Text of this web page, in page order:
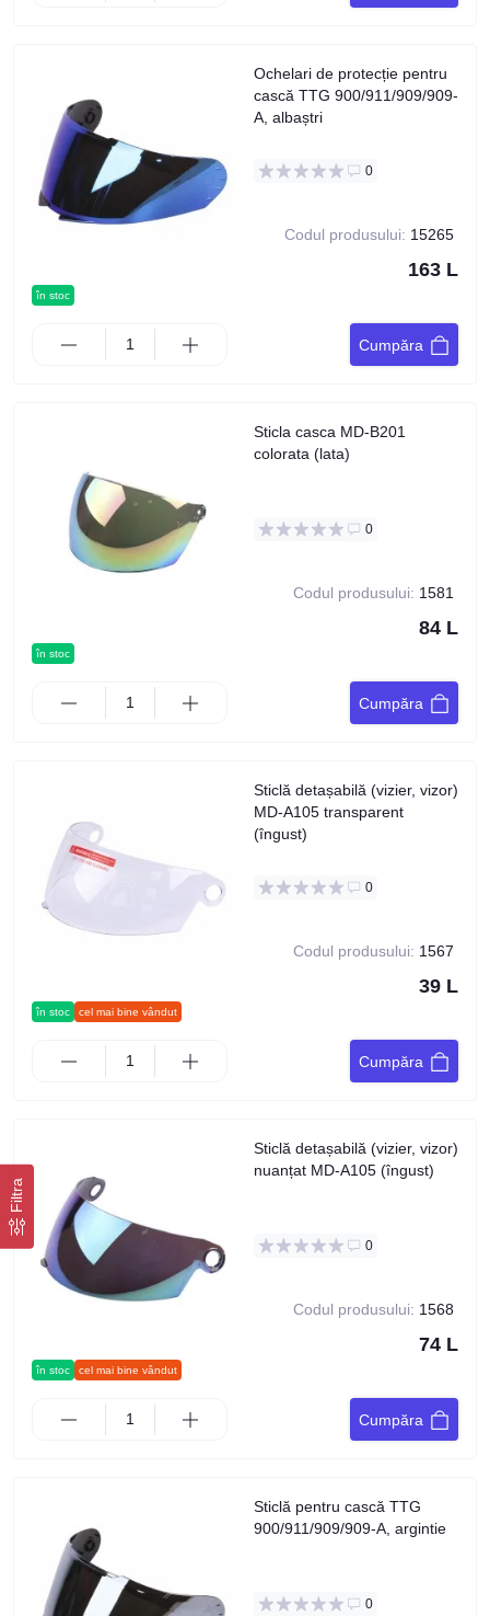
Filtra
în stoc
Ochelari de protecție pentru
cască TTG 900/911/909/909-
A, albaștri
0
Codul produsului: 15265
163 L
Cumpăra
în stoc
Sticla casca MD-B201
colorata (lata)
0
Codul produsului: 1581
84 L
Cumpăra
în stoc cel mai bine vândut
Sticlă detașabilă (vizier, vizor)
MD-A105 transparent
(îngust)
0
Codul produsului: 1567
39 L
Cumpăra
în stoc cel mai bine vândut
Sticlă detașabilă (vizier, vizor)
nuanțat MD-A105 (îngust)
0
Codul produsului: 1568
74 L
Cumpăra
Sticlă pentru cască TTG
900/911/909/909-A, argintie
0